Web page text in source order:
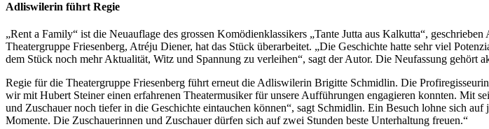
Adliswilerin führt Regie
„Rent a Family“ ist die Neuauflage des grossen Komödienklassikers „Tante Jutta aus Kalkutta“,
Theatergruppe Friesenberg, Atréju Diener, hat das Stück überarbeitet. „Die Geschichte hatte sehr viel
dem Stück noch mehr Aktualität, Witz und Spannung zu verleihen“, sagt der Autor. Die Neufassung gehört
Regie für die Theatergruppe Friesenberg führt erneut die Adliswilerin Brigitte Schmidlin. Die
wir mit Hubert Steiner einen erfahrenen Theatermusiker für unsere Aufführungen engagieren konnten. Mit
und Zuschauer noch tiefer in die Geschichte eintauchen können“, sagt Schmidlin. Ein Besuch lohne sich
Momente. Die Zuschauerinnen und Zuschauer dürfen sich auf zwei Stunden beste Unterhaltung freuen.“